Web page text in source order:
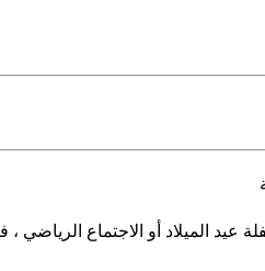
عيد الميلاد أو الاجتماع الرياضي